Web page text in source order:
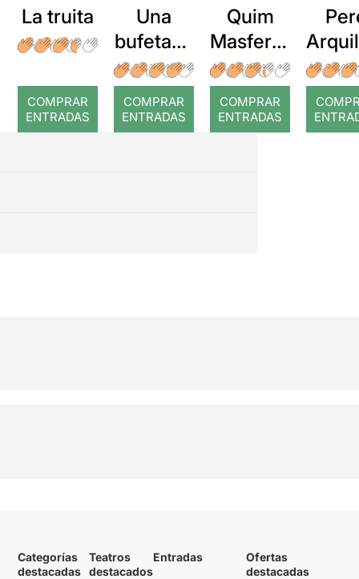
La truita
COMPRAR
ENTRADAS
Una
bufetada
a temps
COMPRAR
ENTRADAS
Quim
Masferre
r: Temps
COMPRAR
ENTRADAS
:
Categorías
destacadas
Teatros
destacados
Entradas
Ofertas
destacadas